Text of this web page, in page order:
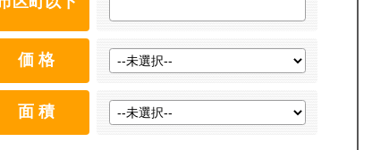
価 格
面 積